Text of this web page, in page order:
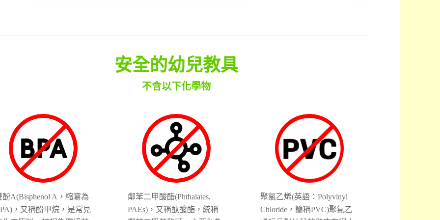
安全的幼兒教具
不含以下化學物
酚A(Bisphenol A，縮寫為
，又稱酚甲烷，是常見
鄰苯二甲酸酯(Phthalates,
PAEs)，又稱酞酸酯，統稱
聚氯乙烯(英語：Polyvinyl
Chloride，簡稱PVC)聚氯乙